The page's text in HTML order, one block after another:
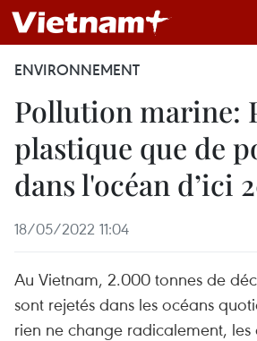
ENVIRONNEMENT
Pollution marine:
plastique que de
dans l'océan d’ici
18/05/2022 11:04
Au Vietnam, 2.000 tonnes de
sont rejetés dans les océans
rien ne change radicalement,